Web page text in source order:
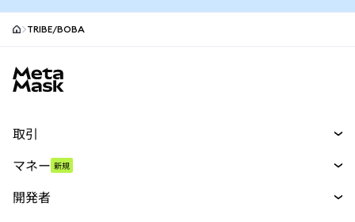
TRIBE/BOBA
取引
パーペチュアル
マネー 新規
開発者